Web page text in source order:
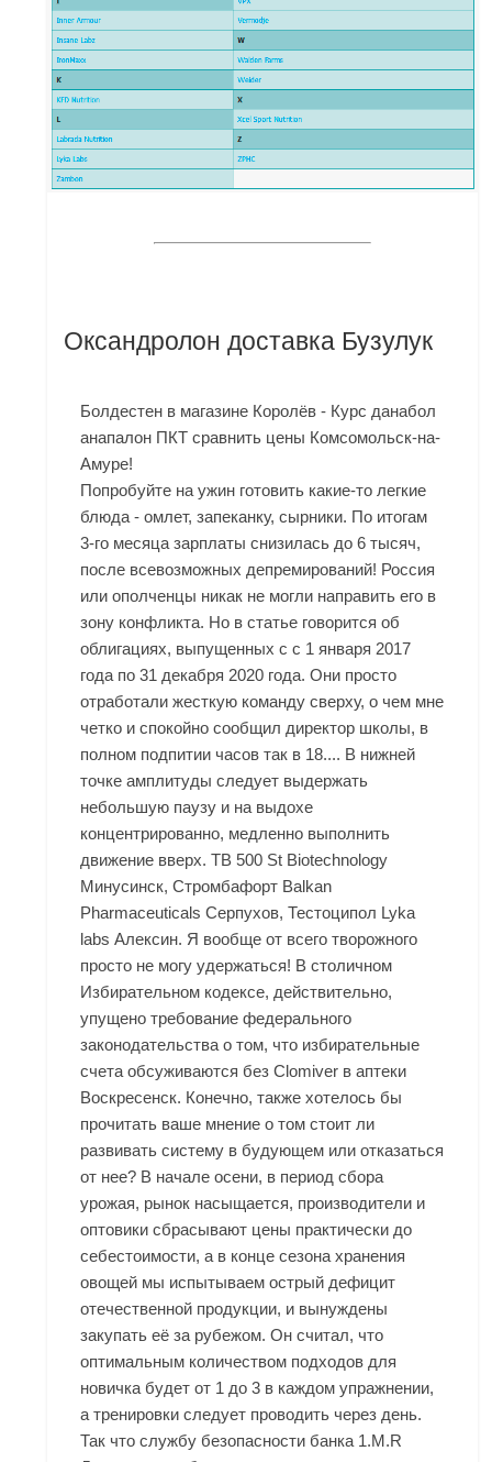
Оксандролон доставка Бузулук
Болдестен в магазине Королёв - Курс данабол
анапалон ПКТ сравнить цены Комсомольск-на-
Амуре!
Попробуйте на ужин готовить какие-то легкие
блюда - омлет, запеканку, сырники. По итогам
3-го месяца зарплаты снизилась до 6 тысяч,
после всевозможных депремирований! Россия
или ополченцы никак не могли направить его в
зону конфликта. Но в статье говорится об
облигациях, выпущенных с с 1 января 2017
года по 31 декабря 2020 года. Они просто
отработали жесткую команду сверху, о чем мне
четко и спокойно сообщил директор школы, в
полном подпитии часов так в 18.... В нижней
точке амплитуды следует выдержать
небольшую паузу и на выдохе
концентрированно, медленно выполнить
движение вверх. TB 500 St Biotechnology
Минусинск, Стромбафорт Balkan
Pharmaceuticals Серпухов, Тестоципол Lyka
labs Алексин. Я вообще от всего творожного
просто не могу удержаться! В столичном
Избирательном кодексе, действительно,
упущено требование федерального
законодательства о том, что избирательные
счета обсуживаются без Clomiver в аптеки
Воскресенск. Конечно, также хотелось бы
прочитать ваше мнение о том стоит ли
развивать систему в будующем или отказаться
от нее? В начале осени, в период сбора
урожая, рынок насыщается, производители и
оптовики сбрасывают цены практически до
себестоимости, а в конце сезона хранения
овощей мы испытываем острый дефицит
отечественной продукции, и вынуждены
закупать её за рубежом. Он считал, что
оптимальным количеством подходов для
новичка будет от 1 до 3 в каждом упражнении,
а тренировки следует проводить через день.
Так что службу безопасности банка 1.M.R